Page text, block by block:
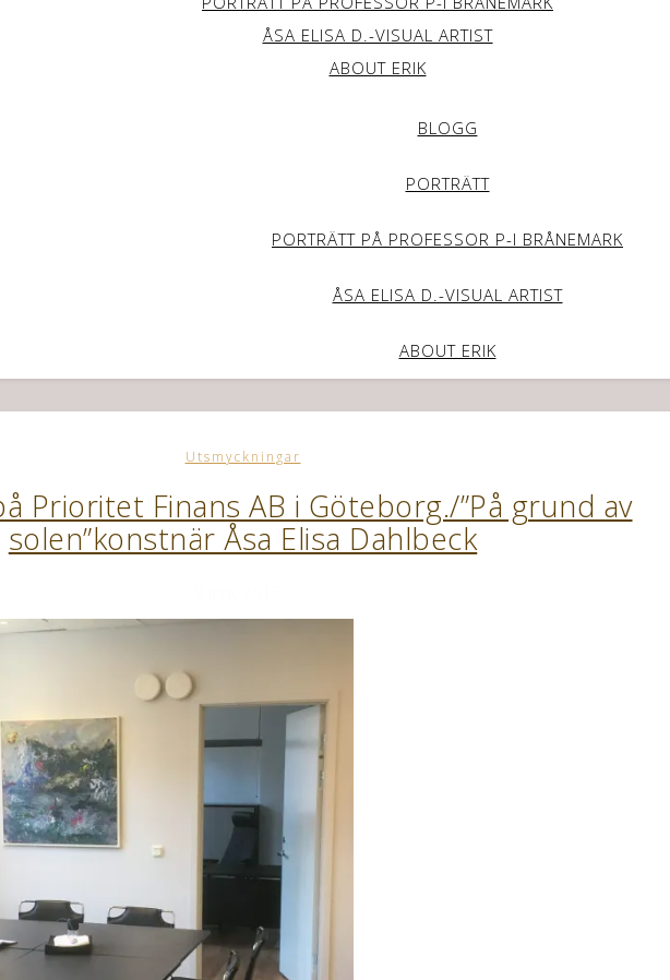
ÅSA ELISA D.-VISUAL ARTIST
ABOUT ERIK
BLOGG
PORTRÄTT
PORTRÄTT PÅ PROFESSOR P-I BRÅNEMARK
ÅSA ELISA D.-VISUAL ARTIST
ABOUT ERIK
Utsmyckningar
Prioritet Finans AB i Göteborg./”På grund av
solen”konstnär Åsa Elisa Dahlbeck